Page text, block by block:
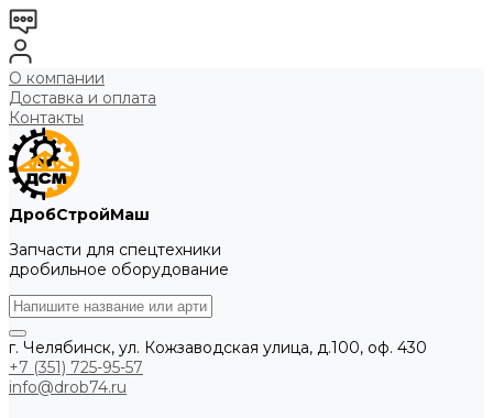
О компании
Доставка и оплата
Контакты
ДробСтройМаш
Запчасти для спецтехники
дробильное оборудование
г. Челябинск, ул. Кожзаводская улица, д.100, оф. 430
+7 (351) 725-95-57
info@drob74.ru